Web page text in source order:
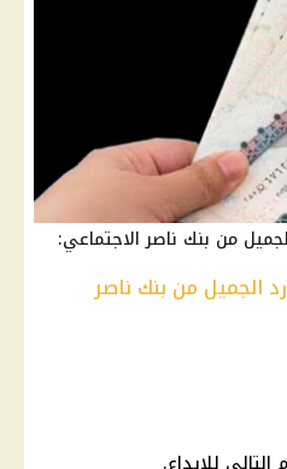
من بنك ناصر الاجتماعي:
الجميل من بنك ناصر